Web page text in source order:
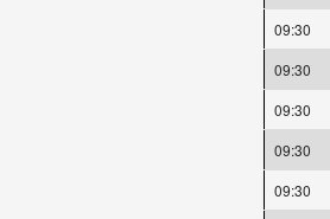
09:30
09:30
09:30
09:30
09:30